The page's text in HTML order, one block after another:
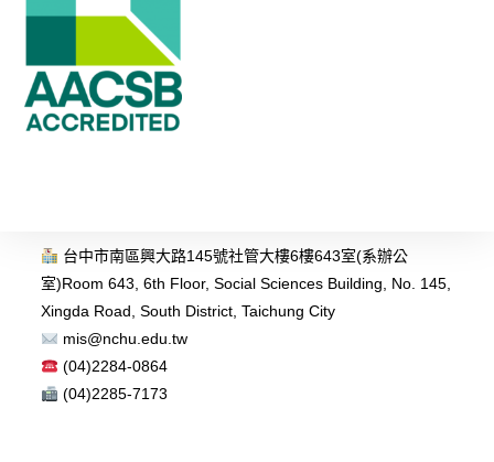
台中市南區興大路145號社管大樓6樓643室(系辦公
室)Room 643, 6th Floor, Social Sciences Building, No. 145,
Xingda Road, South District, Taichung City
mis@nchu.edu.tw
(04)2284-0864
(04)2285-7173